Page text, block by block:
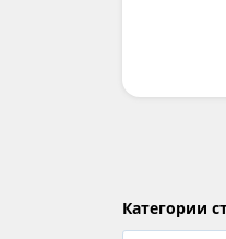
Категории